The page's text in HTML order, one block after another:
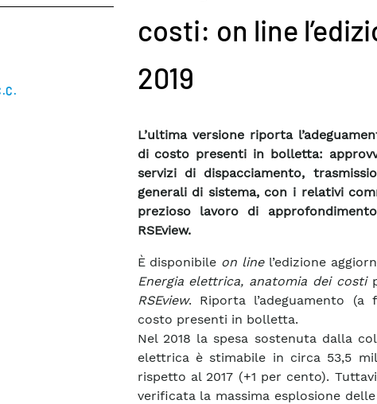
costi: on line
2019
L’ultima versione riporta
di costo presenti in bolletta:
servizi di dispacciamento,
generali di sistema, con i relativi
prezioso lavoro di
RSEview.
È disponibile on linel’edizione
Energia elettrica, anatomia dei costi
RSEview. Riporta l’adeguamento
costo presenti in bolletta.
Nel 2018 la spesa sostenuta dalla
elettrica è stimabile in circa 53,5
rispetto al 2017 (+1 per cento).
verificata la massima esplosione